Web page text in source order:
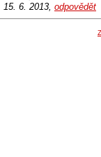
15. 6. 2013, odpovědět